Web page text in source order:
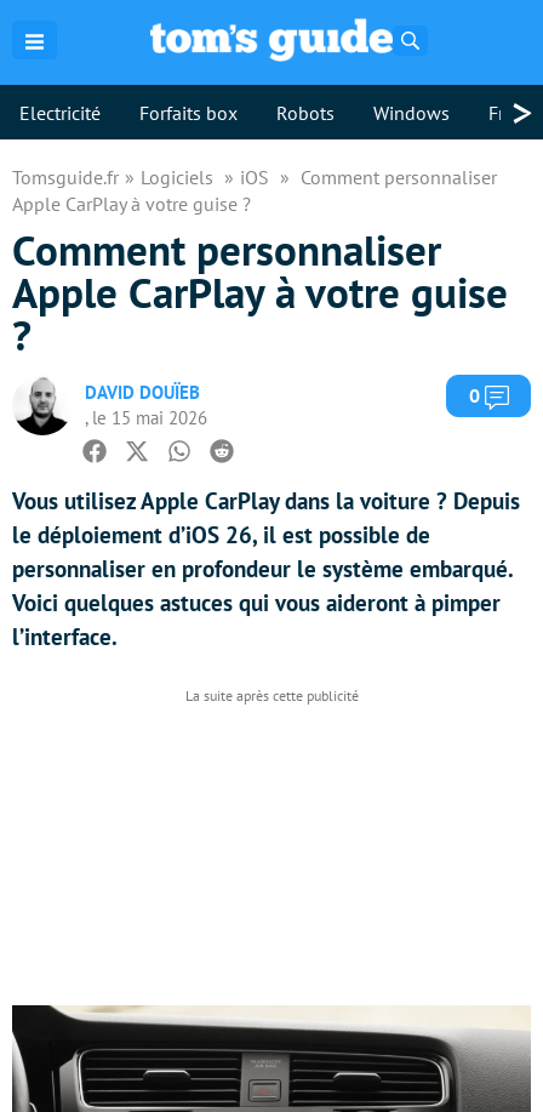
Electricité Forfaits box Robots Windows >
Tomsguide.fr Logiciels iOS
Comment personnaliser
Apple CarPlay à votre guise ?
Comment personnaliser
Apple CarPlay à votre guise
?
DAVID DOUÏEB
, le 15 mai 2026
0
Facebook
TwitterWhatsapp
Reddit
Vous utilisez Apple CarPlay dans la voiture ? Depuis
le déploiement d’iOS 26, il est possible de
personnaliser en profondeur le système embarqué.
Voici quelques astuces qui vous aideront à pimper
l’interface.